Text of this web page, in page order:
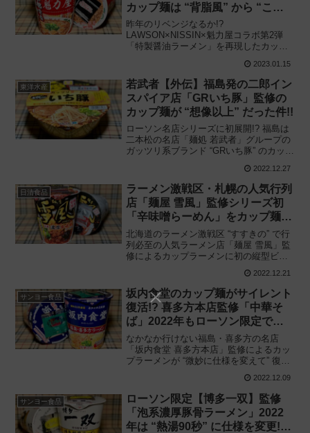
カップ麺は “背脂風” から “こだ
わり背脂” に!!
昨年のリベンジなるか!?
LAWSON×NISSIN×魁力屋コラボ第2弾
「特製醤油ラーメン」を再現したカップ
リーズ「魁力屋（かいりきや）京都背脂
醤油ラーメン」を食べてみた感想と評
価・レビューです。
2023.01.15
東洋水産
若武者【外伝】福島発の二郎イン
スパイア店「GRいち豚」監修の
カップ麺が “想像以上” だった件!!
ローソン名店シリーズに初展開!? 福島は
二本松の名店「麺処 若武者」グループの
ガッツリ系ブランド “GRいち豚” のカップ
「若武者外伝 ガッツリラーメン いち豚」
を食べてみた感想と評価・レビューで
す。
2022.12.27
日清食品
ラーメン激戦区・札幌の人気行列
店「麺屋 雪風」監修シリーズ初
「辛味噌らーめん」をカップ麺で
再現!!
北海道のラーメン激戦区 “すすきの” で行
列必至の人気ラーメン店「麺屋 雪風」監
修によるカップラーメンに初の縦型ビッ
雪風（ゆきかぜ）濃厚辛味噌らーめん」
2022.12.21
サンヨー食品
坂内食堂のカップ麺がサイレント
復活!? 喜多方本店監修「中華そ
ば」2022年もローソン限定で再
び登場!!
なかなか行けない福島・喜多方の名店
「坂内食堂 喜多方本店」監修によるカッ
プラーメンが “微妙に仕様を変えて” 復
多方本店監修 中華そば」2022年発売品を
食べてみた感想と評価・レビューです。
2022.12.09
サンヨー食品
ローソン限定【博多一双】監修
「泡系濃厚豚骨ラーメン」2022
年は “熱湯90秒” に仕様を変更!!